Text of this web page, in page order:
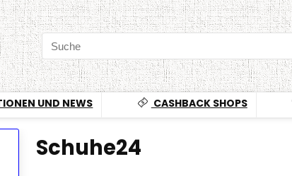
UND NEWS CASHBACK SHOPS
Schuhe24